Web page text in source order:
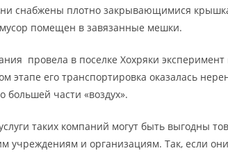
снабжены плотно закрывающимися
помещен в завязанные мешки.
провела в поселке Хохряки эксперимент
этапе его транспортировка оказалась
части «воздух».
таких компаний могут быть выгодны
учреждениям и организациям. Так, если